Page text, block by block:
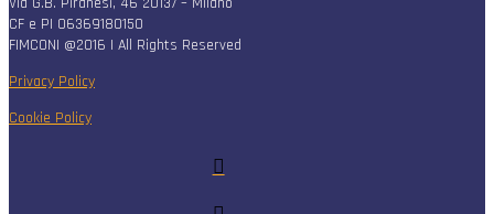
CF e PI 06369180150
FIMCONI @2016 | All Rights Reserved
Privacy Policy
Cookie Policy